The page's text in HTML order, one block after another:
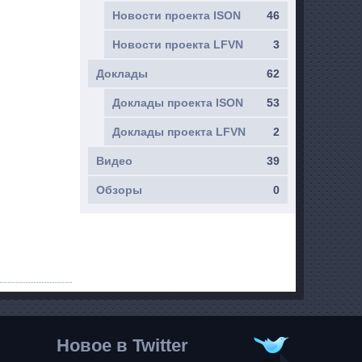
46
Новости проекта ISON
3
Новости проекта LFVN
62
Доклады
53
Доклады проекта ISON
2
Доклады проекта LFVN
39
Видео
0
Обзоры
Новое в Twitter